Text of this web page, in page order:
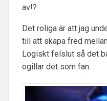
av!?
Det roliga är att jag
till att skapa fred
Logiskt felslut så det
ogillar det som fan.